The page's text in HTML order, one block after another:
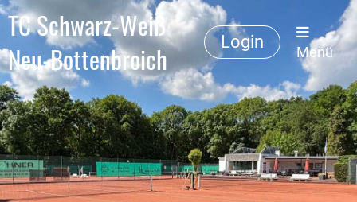
TC Schwarz-Weiß
Neu-Bottenbroich
Login
Menü